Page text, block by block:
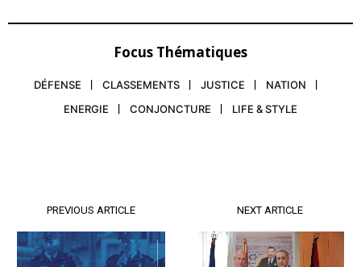
Focus Thématiques
DÉFENSE CLASSEMENTS JUSTICE
NATION
ENERGIE
CONJONCTURE LIFE & STYLE
PREVIOUS ARTICLE NEXT ARTICLE